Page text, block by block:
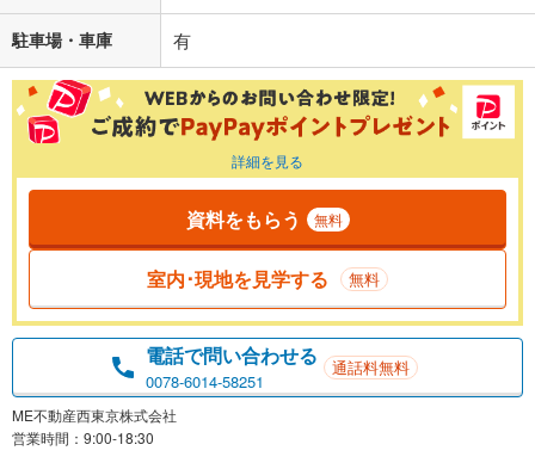
駐車場・車庫 有
詳細を見る
資料をもらう 無料
室内･現地を見学する 無料
電話で問い合わせる
0078-6014-58251
通話料無料
ME不動産西東京株式会社
営業時間：9:00-18:30